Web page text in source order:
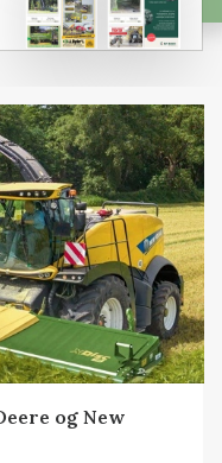
og New